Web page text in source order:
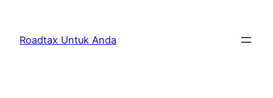
content
Roadtax Untuk Anda